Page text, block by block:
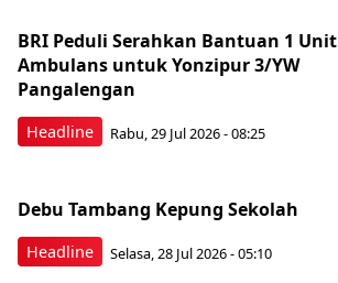
Headline
BRI Peduli Serahkan Bantuan 1 Unit
Ambulans untuk Yonzipur 3/YW
Pangalengan
Rabu, 29 Jul 2026 - 08:25
Headline
Debu Tambang Kepung Sekolah
Selasa, 28 Jul 2026 - 05:10